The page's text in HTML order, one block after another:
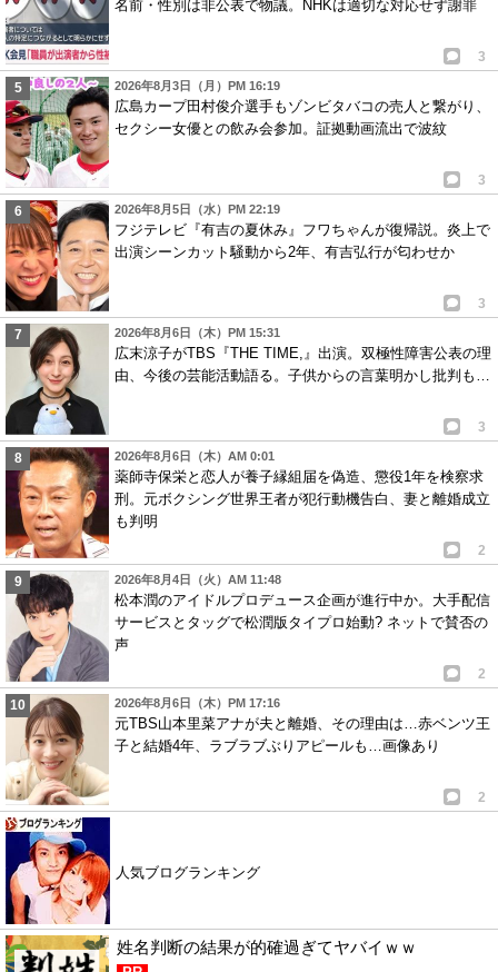
名前・性別は非公表で物議。NHKは適切な対応せず謝罪
3
2026年8月3日（月）PM 16:19
広島カープ田村俊介選手もゾンビタバコの売人と繋がり、
セクシー女優との飲み会参加。証拠動画流出で波紋
3
2026年8月5日（水）PM 22:19
フジテレビ『有吉の夏休み』フワちゃんが復帰説。炎上で
出演シーンカット騒動から2年、有吉弘行が匂わせか
3
2026年8月6日（木）PM 15:31
広末涼子がTBS『THE TIME,』出演。双極性障害公表の理
由、今後の芸能活動語る。子供からの言葉明かし批判も…
3
2026年8月6日（木）AM 0:01
薬師寺保栄と恋人が養子縁組届を偽造、懲役1年を検察求
刑。元ボクシング世界王者が犯行動機告白、妻と離婚成立
も判明
2
2026年8月4日（火）AM 11:48
松本潤のアイドルプロデュース企画が進行中か。大手配信
サービスとタッグで松潤版タイプロ始動? ネットで賛否の
声
2
2026年8月6日（木）PM 17:16
元TBS山本里菜アナが夫と離婚、その理由は…赤ベンツ王
子と結婚4年、ラブラブぶりアピールも…画像あり
2
人気ブログランキング
姓名判断の結果が的確過ぎてヤバイｗｗ